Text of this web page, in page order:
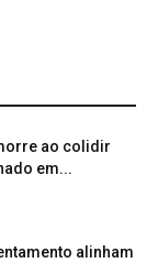
ao colidir
em...
alinham